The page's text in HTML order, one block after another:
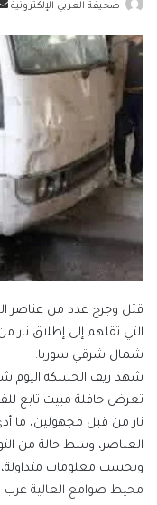
صحيفة العربي الإلكترونية
قتل وجرح عدد من عناصر
التي تقلهم إلى إطلاق
شمال شرقي سوريا.
شهد ريف الحسكة اليوم
نار من قبل مجهولين،
العناصر، وسط حالة من
وبحسب معلومات
محيط صوامع العالية